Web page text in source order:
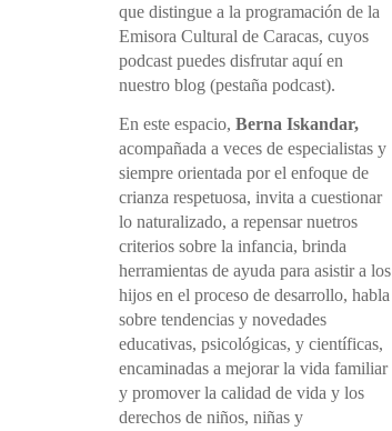
que distingue a la programación de la
Emisora Cultural de Caracas, cuyos
podcast puedes disfrutar aquí en
nuestro blog (pestaña podcast).
En este espacio, Berna Iskandar,
acompañada a veces de especialistas y
siempre orientada por el enfoque de
crianza respetuosa, invita a cuestionar
lo naturalizado, a repensar nuetros
criterios sobre la infancia, brinda
herramientas de ayuda para asistir a los
hijos en el proceso de desarrollo, habla
sobre tendencias y novedades
educativas, psicológicas, y científicas,
encaminadas a mejorar la vida familiar
y promover la calidad de vida y los
derechos de niños, niñas y